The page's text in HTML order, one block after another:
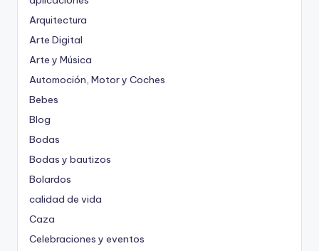
Arquitectura
Arte Digital
Arte y Música
Automoción, Motor y Coches
Bebes
Blog
Bodas
Bodas y bautizos
Bolardos
calidad de vida
Caza
Celebraciones y eventos